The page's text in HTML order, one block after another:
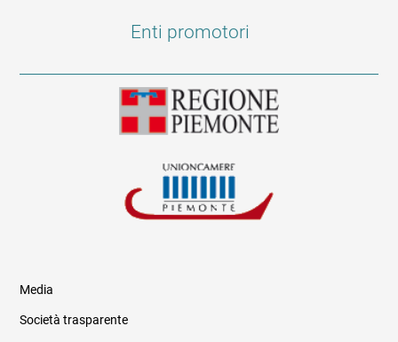
Enti promotori
Media
Società trasparente